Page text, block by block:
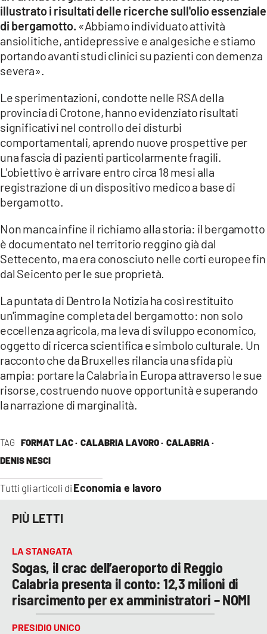
TAG FORMAT LAC · CALABRIA LAVORO · CALABRIA ·
DENIS NESCI
Tutti gli articoli di Economia e lavoro
illustrato i risultati delle ricerche sull'olio essenziale
di bergamotto. «Abbiamo individuato attività
ansiolitiche, antidepressive e analgesiche e stiamo
portando avanti studi clinici su pazienti con demenza
severa».
Le sperimentazioni, condotte nelle RSA della
provincia di Crotone, hanno evidenziato risultati
significativi nel controllo dei disturbi
comportamentali, aprendo nuove prospettive per
una fascia di pazienti particolarmente fragili.
L'obiettivo è arrivare entro circa 18 mesi alla
registrazione di un dispositivo medico a base di
bergamotto.
Non manca infine il richiamo alla storia: il bergamotto
è documentato nel territorio reggino già dal
Settecento, ma era conosciuto nelle corti europee fin
dal Seicento per le sue proprietà.
La puntata di Dentro la Notizia ha così restituito
un'immagine completa del bergamotto: non solo
eccellenza agricola, ma leva di sviluppo economico,
oggetto di ricerca scientifica e simbolo culturale. Un
racconto che da Bruxelles rilancia una sfida più
ampia: portare la Calabria in Europa attraverso le sue
risorse, costruendo nuove opportunità e superando
la narrazione di marginalità.
PIÙ LETTI
LA STANGATA
Sogas, il crac dell’aeroporto di Reggio
Calabria presenta il conto: 12,3 milioni di
risarcimento per ex amministratori – NOMI
PRESIDIO UNICO